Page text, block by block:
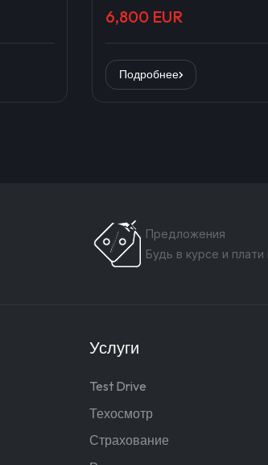
6,800 EUR
Подробнее
Предложения
Будь в курсе и
Услуги
Test Drive
Техосмотр
Страхование